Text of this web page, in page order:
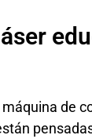
máquina de